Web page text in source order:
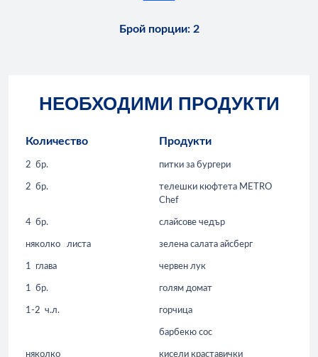
Брой порции: 2
НЕОБХОДИМИ ПРОДУКТИ
Количество Продукти
2 бр. питки за бургери
2 бр.
телешки кюфтета METRO
Chef
4 бр. слайсове чедър
няколко листа зелена салата айсберг
1 глава червен лук
1 бр. голям домат
1-2 ч.л. горчица
барбекю сос
няколко кисели краставички